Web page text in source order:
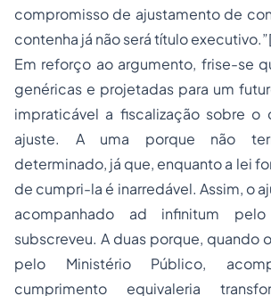
compromisso de ajustamento de
contenha já não será título executivo.”
Em reforço ao argumento, frise-se
genéricas e projetadas para um
impraticável a fiscalização sobre o
ajuste. A uma porque não
determinado, já que, enquanto a lei
de cumpri-la é inarredável. Assim, o
acompanhado ad infinitum
subscreveu. A duas porque, quando
pelo Ministério Público,
cumprimento equivaleria